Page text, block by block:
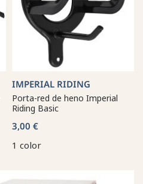
IMPERIAL RIDING
Porta-red de heno Imperial
Riding Basic
3,00 €
1 color